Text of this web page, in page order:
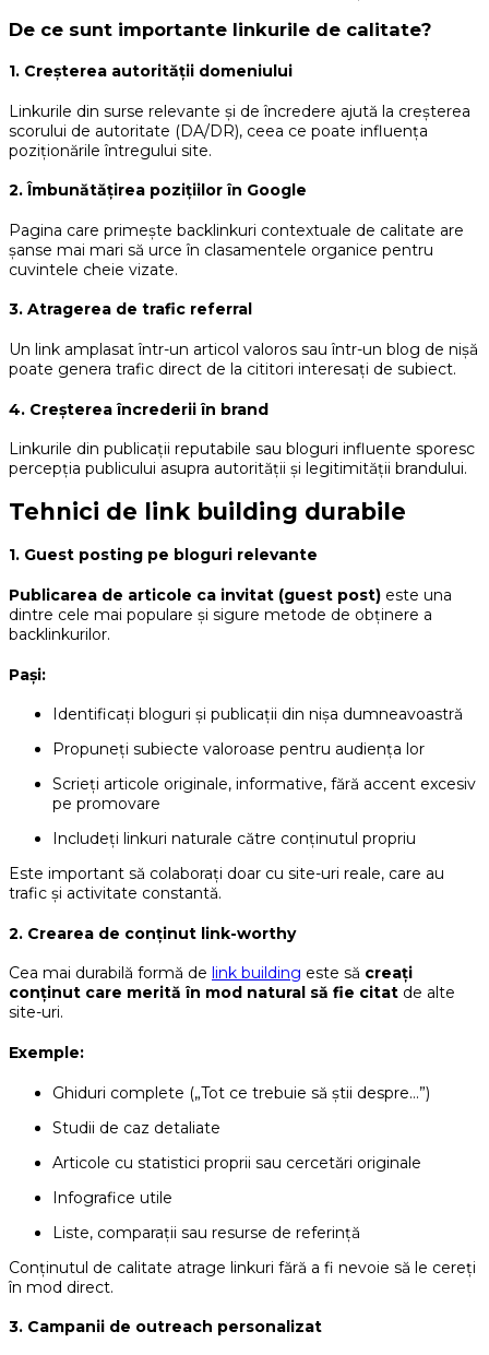
De ce sunt importante linkurile de calitate?
1. Creșterea autorității domeniului
Linkurile din surse relevante și de încredere ajută la creșterea
scorului de autoritate (DA/DR), ceea ce poate influența
poziționările întregului site.
2. Îmbunătățirea pozițiilor în Google
Pagina care primește backlinkuri contextuale de calitate are
șanse mai mari să urce în clasamentele organice pentru
cuvintele cheie vizate.
3. Atragerea de trafic referral
Un link amplasat într-un articol valoros sau într-un blog de nișă
poate genera trafic direct de la cititori interesați de subiect.
4. Creșterea încrederii în brand
Linkurile din publicații reputabile sau bloguri influente sporesc
percepția publicului asupra autorității și legitimității brandului.
Tehnici de link building durabile
1. Guest posting pe bloguri relevante
Publicarea de articole ca invitat (guest post) este una
dintre cele mai populare și sigure metode de obținere a
backlinkurilor.
Pași:
Identificați bloguri și publicații din nișa dumneavoastră
Propuneți subiecte valoroase pentru audiența lor
Scrieți articole originale, informative, fără accent excesiv
pe promovare
Includeți linkuri naturale către conținutul propriu
Este important să colaborați doar cu site-uri reale, care au
trafic și activitate constantă.
2. Crearea de conținut link-worthy
Cea mai durabilă formă de link building este să creați
conținut care merită în mod natural să fie citat de alte
site-uri.
Exemple:
Ghiduri complete („Tot ce trebuie să știi despre…”)
Studii de caz detaliate
Articole cu statistici proprii sau cercetări originale
Infografice utile
Liste, comparații sau resurse de referință
Conținutul de calitate atrage linkuri fără a fi nevoie să le cereți
în mod direct.
3. Campanii de outreach personalizat